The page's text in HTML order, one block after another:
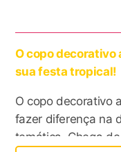
O copo decorativo
sua festa tropical!
O copo decorativo
fazer diferença na
temática. Chega